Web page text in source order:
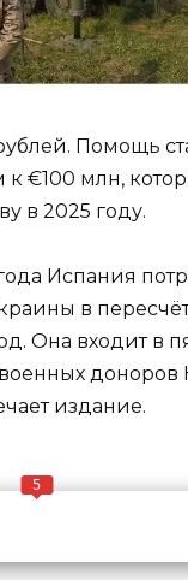
Помощь
к €100 млн,
в 2025 году.
Испания
в
Она входит в
доноров
издание.
5